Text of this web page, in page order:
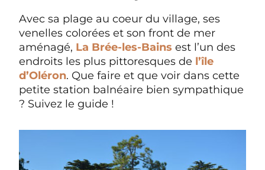
Avec sa plage au coeur du village, ses
venelles colorées et son front de mer
aménagé, La Brée-les-Bains est l’un des
endroits les plus pittoresques de l’île
d’Oléron. Que faire et que voir dans cette
petite station balnéaire bien sympathique
? Suivez le guide !